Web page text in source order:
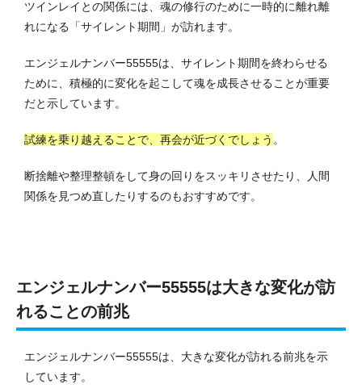
ツインレイとの関係には、魂の修行のために一時的に離れ離
れになる「サイレント期間」が訪れます。
エンジェルナンバー55555は、サイレント期間を終わらせる
ために、積極的に変化を起こして魂を成長させることが重要
だと示しています。
試練を乗り越えることで、再会が近づくでしょう 。
断捨離や整理整頓をして身の回りをスッキリさせたり、人間
関係を見つめ直したりするのもおすすめです。
エンジェルナンバー55555は大きな変化が訪
れることの前兆
エンジェルナンバー55555は、大きな変化が訪れる前兆を示
しています。